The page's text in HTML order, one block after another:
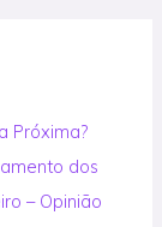
Próxima?
dos
– Opinião